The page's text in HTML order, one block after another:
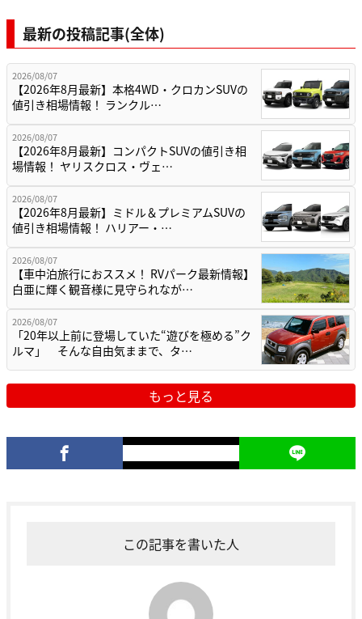
最新の投稿記事(全体)
2026/08/07
【2026年8月最新】本格4WD・クロカンSUVの
値引き相場情報！ ランクル…
2026/08/07
【2026年8月最新】コンパクトSUVの値引き相
場情報！ ヤリスクロス・ヴェ…
2026/08/07
【2026年8月最新】ミドル＆プレミアムSUVの
値引き相場情報！ ハリアー・…
2026/08/07
【車中泊旅行におススメ！ RVパーク最新情報】
白亜に輝く観音様に見守られなが…
2026/08/07
「20年以上前に登場していた“遊びを極める”ク
ルマ」 そんな自由気ままで、タ…
もっと見る
この記事を書いた人